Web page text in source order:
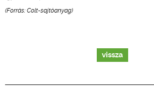
(Forrás: Colt-sajtóanyag)
vissza